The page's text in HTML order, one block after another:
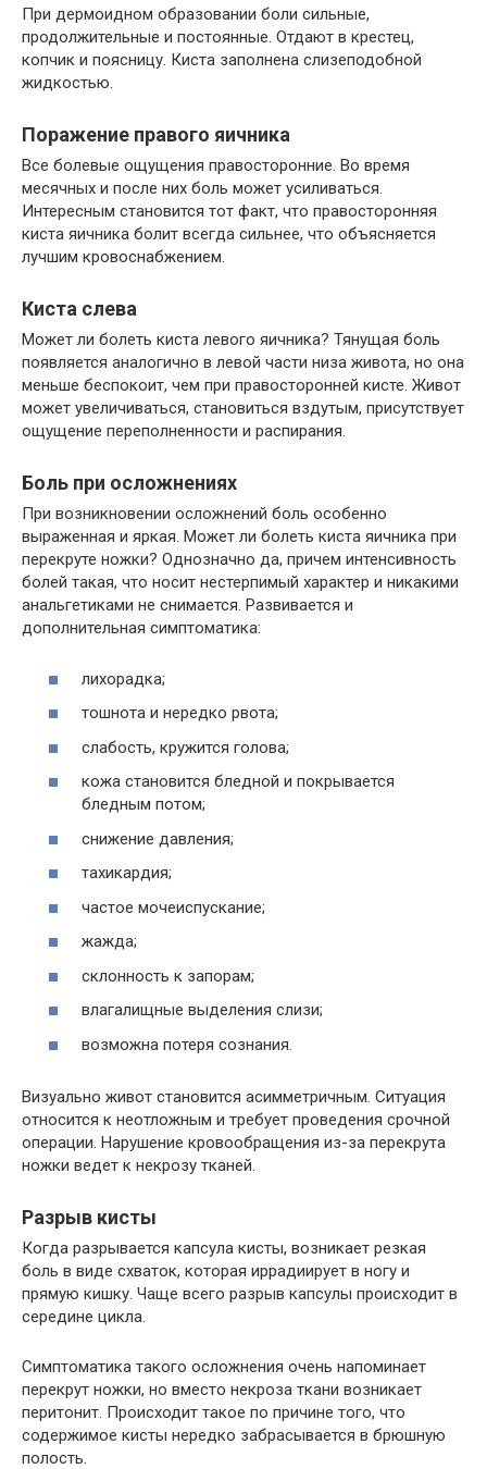
При дермоидном образовании боли сильные,
продолжительные и постоянные. Отдают в крестец,
копчик и поясницу. Киста заполнена слизеподобной
жидкостью.
Поражение правого яичника
Все болевые ощущения правосторонние. Во время
месячных и после них боль может усиливаться.
Интересным становится тот факт, что правосторонняя
киста яичника болит всегда сильнее, что объясняется
лучшим кровоснабжением.
Киста слева
Может ли болеть киста левого яичника? Тянущая боль
появляется аналогично в левой части низа живота, но она
меньше беспокоит, чем при правосторонней кисте. Живот
может увеличиваться, становиться вздутым, присутствует
ощущение переполненности и распирания.
Боль при осложнениях
При возникновении осложнений боль особенно
выраженная и яркая. Может ли болеть киста яичника при
перекруте ножки? Однозначно да, причем интенсивность
болей такая, что носит нестерпимый характер и никакими
анальгетиками не снимается. Развивается и
дополнительная симптоматика:
лихорадка;
тошнота и нередко рвота;
слабость, кружится голова;
кожа становится бледной и покрывается
бледным потом;
снижение давления;
тахикардия;
частое мочеиспускание;
жажда;
склонность к запорам;
влагалищные выделения слизи;
возможна потеря сознания.
Визуально живот становится асимметричным. Ситуация
относится к неотложным и требует проведения срочной
операции. Нарушение кровообращения из-за перекрута
ножки ведет к некрозу тканей.
Разрыв кисты
Когда разрывается капсула кисты, возникает резкая
боль в виде схваток, которая иррадиирует в ногу и
прямую кишку. Чаще всего разрыв капсулы происходит в
середине цикла.
Симптоматика такого осложнения очень напоминает
перекрут ножки, но вместо некроза ткани возникает
перитонит. Происходит такое по причине того, что
содержимое кисты нередко забрасывается в брюшную
полость.